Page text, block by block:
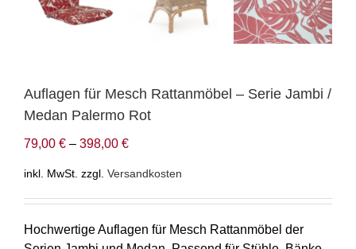
Auflagen für Mesch Rattanmöbel – Serie Jambi /
Medan Palermo Rot
79,00 € – 398,00 €
inkl. MwSt. zzgl. Versandkosten
Hochwertige Auflagen für Mesch Rattanmöbel der